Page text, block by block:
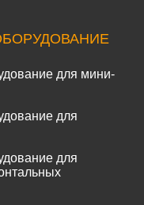
для мини-
для
для